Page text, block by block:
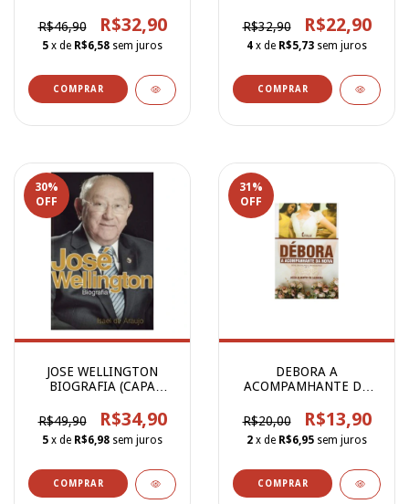
R$46,90
R$32,90
5 x de R$6,58 sem juros
R$32,90 R$22,90
4 x de R$5,73 sem juros
30%
OFF
JOSE WELLINGTON
BIOGRAFIA (CAPA
R$49,90
R$34,90
5 x de R$6,98 sem juros
31 %
OFF
DEBORA A
ACOMPAMHANTE DA
R$20,00
R$13,90
2 x de R$6,95 sem juros